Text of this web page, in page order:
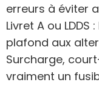
erreurs à éviter
Livret A ou
plafond aux
Surcharge,
vraiment un